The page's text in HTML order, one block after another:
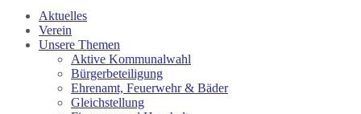
Aktuelles
Verein
Unsere Themen
Aktive Kommunalwahl
Bürgerbeteiligung
Ehrenamt, Feuerwehr & Bäder
Gleichstellung